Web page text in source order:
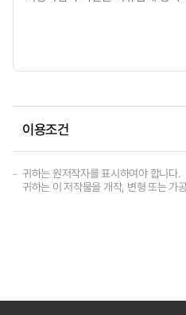
이용조건
귀하는 원저작자를 표시하여야 합니다.
귀하는 이 저작물을 개작, 변형 또는 가